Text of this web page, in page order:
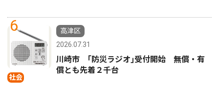
6
社会
高津区
2026.07.31
川崎市 ｢防災ラジオ｣受付開始 無償・有
償とも先着２千台